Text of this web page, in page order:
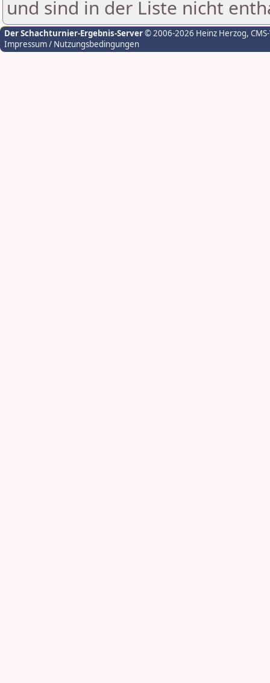
und sind in der Liste nicht
Der Schachturnier-Ergebnis-Server© 2006-2026 Heinz Herzog,
Impressum / Nutzungsbedingungen